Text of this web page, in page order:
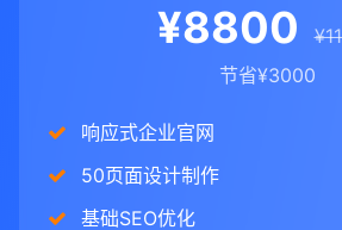
¥8800
节省¥3000
响应式企业官网
50页面设计制作
基础SEO优化